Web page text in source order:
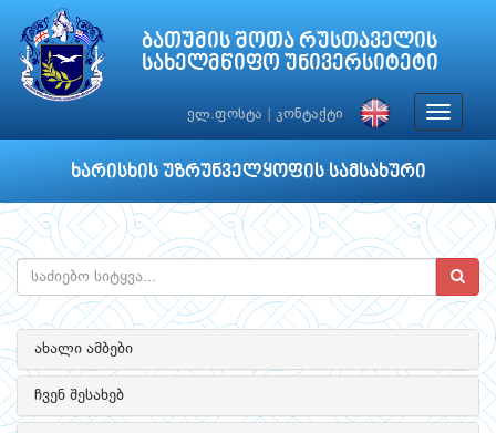
ბათუმის შოთა რუსთაველის
სახელმწიფო უნივერსიტეტი
ელ.ფოსტა კონტაქტი
Toggle
ხარისხის უზრუნველყოფის სამსახური
ახალი ამბები
ჩვენ შესახებ